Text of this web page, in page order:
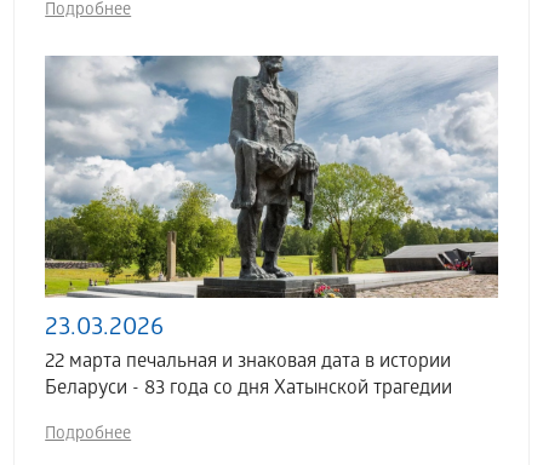
Подробнее
23.03.2026
22 марта печальная и знаковая дата в истории
Беларуси - 83 года со дня Хатынской трагедии
Подробнее